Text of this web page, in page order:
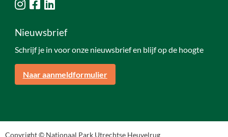
Nieuwsbrief
Schrijf je in voor onze nieuwsbrief en blijf op de hoogte
Naar aanmeldformulier
Copyright © Nationaal Park Utrechtse Heuvelrug